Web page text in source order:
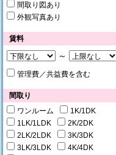
間取り図あり
外観写真あり
賃料
～
管理費／共益費を含む
間取り
ワンルーム
1K/1DK
1LK/1LDK
2K/2DK
2LK/2LDK
3K/3DK
3LK/3LDK
4K/4DK